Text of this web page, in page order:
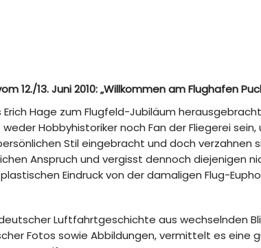
12./13. Juni 2010: „Willkommen am Flughafen
Hage zum Flugfeld-Jubiläum
Hobbyhistoriker noch Fan der Fliegerei
Stil eingebracht und doch verzahnen
Anspruch und vergisst dennoch diejenigen
Eindruck von der damaligen Flug-
Luftfahrtgeschichte aus wechselnden
Fotos sowie Abbildungen, vermittelt es eine